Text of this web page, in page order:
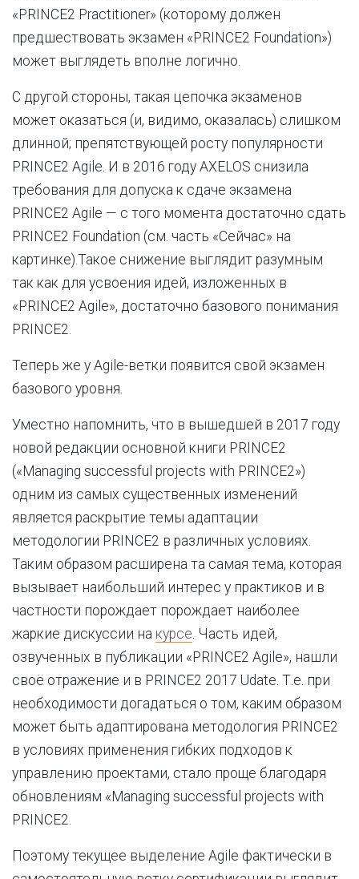
«PRINCE2 Practitioner» (которому должен
предшествовать экзамен «PRINCE2 Foundation»)
может выглядеть вполне логично.
С другой стороны, такая цепочка экзаменов
может оказаться (и, видимо, оказалась) слишком
длинной; препятствующей росту популярности
PRINCE2 Agile. И в 2016 году AXELOS снизила
требования для допуска к сдаче экзамена
PRINCE2 Agile — с того момента достаточно сдать
PRINCE2 Foundation (см. часть «Сейчас» на
картинке).Такое снижение выглядит разумным
так как для усвоения идей, изложенных в
«PRINCE2 Agile», достаточно базового понимания
PRINCE2.
Теперь же у Agile-ветки появится свой экзамен
базового уровня.
Уместно напомнить, что в вышедшей в 2017 году
новой редакции основной книги PRINCE2
(«Managing successful projects with PRINCE2»)
одним из самых существенных изменений
является раскрытие темы адаптации
методологии PRINCE2 в различных условиях.
Таким образом расширена та самая тема, которая
вызывает наибольший интерес у практиков и в
частности порождает порождает наиболее
жаркие дискуссии на курсе . Часть идей,
озвученных в публикации «PRINCE2 Agile», нашли
своё отражение и в PRINCE2 2017 Udate. Т.е. при
необходимости догадаться о том, каким образом
может быть адаптирована методология PRINCE2
в условиях применения гибких подходов к
управлению проектами, стало проще благодаря
обновлениям «Managing successful projects with
PRINCE2.
Поэтому текущее выделение Agile фактически в